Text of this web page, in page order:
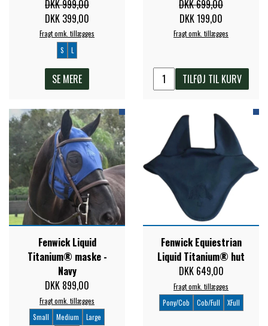
PREMIER EQUINE SADLER
PREMIER EQUINE SADEL TILBEHØR
PREMIER EQUINE SADELUNDERLAG
PREMIER EQUINE PADS
PREMIER EQUINE BENBESKYTTELSE
PREMIER EQUINE TRANSPORT
BESKYTTELSE
PREMIER EQUINE KØLETERAPI
HEVARI
JACKS
KÄLLQUIST EQUESTIAN
DKK 999,00
DKK 399,00
Fragt omk. tillægges
S
L
SE MERE
DKK 699,00
DKK 199,00
Fragt omk. tillægges
TILFØJ TIL KURV
Fenwick Liquid
Titanium® maske -
Navy
DKK 899,00
Fragt omk. tillægges
Small
Medium
Large
Fenwick Equiestrian
Liquid Titanium® hut
DKK 649,00
Fragt omk. tillægges
Pony/Cob
Cob/Full XFull